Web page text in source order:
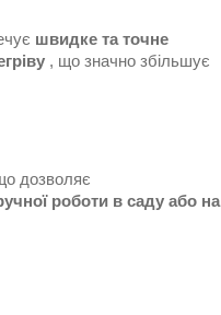
швидке та точне
, що значно збільшує
дозволяє
роботи в саду або на